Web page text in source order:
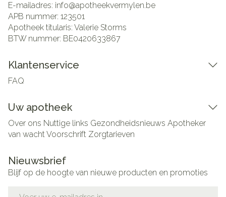
E-mailadres: info@apotheekvermylen.be
APB nummer: 123501
Apotheek titularis: Valerie Storms
BTW nummer: BE0420633867
Klantenservice
FAQ
Uw apotheek
Over ons Nuttige links Gezondheidsnieuws Apotheker
van wachtVoorschrift Zorgtarieven
Nieuwsbrief
Blijf op de hoogte van nieuwe producten en promoties